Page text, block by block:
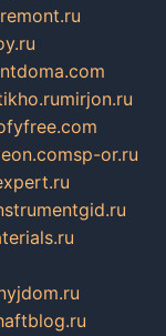
mirjon.ru
sp-or.ru